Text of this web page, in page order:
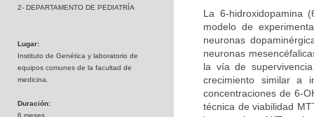
2- DEPARTAMENTO DE PEDIATRÍA
Lugar:
Instituto de Genética y laboratorio de
equipos comunes de la facultad de
medicina.
Duración:
6 meses
La 6-hidroxidopamina
modelo de
neuronas
neuronas
la vía de
crecimiento similar a
concentraciones de 6-
técnica de viabilidad